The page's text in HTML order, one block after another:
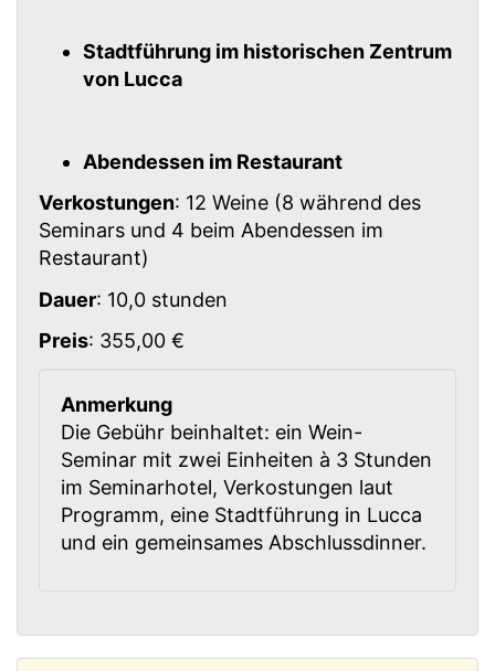
Stadtführung im historischen Zentrum
von Lucca
Abendessen im Restaurant
Verkostungen: 12 Weine (8 während des
Seminars und 4 beim Abendessen im
Restaurant)
Dauer: 10,0 stunden
Preis: 355,00 €
Anmerkung
Die Gebühr beinhaltet: ein Wein-
Seminar mit zwei Einheiten à 3 Stunden
im Seminarhotel, Verkostungen laut
Programm, eine Stadtführung in Lucca
und ein gemeinsames Abschlussdinner.